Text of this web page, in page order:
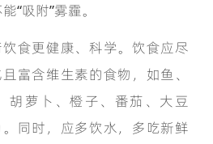
“吸附”雾霾。
更健康、科学。饮食应尽
富含维生素的食物，如鱼、
胡萝卜、橙子、番茄、大豆
同时，应多饮水，多吃新鲜